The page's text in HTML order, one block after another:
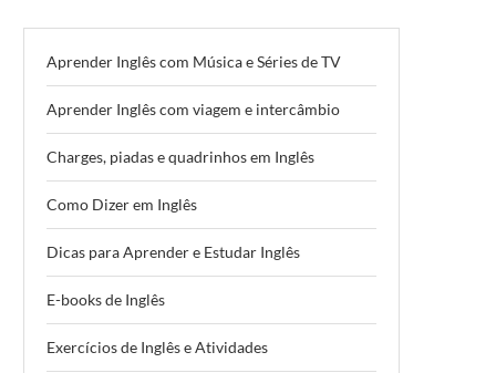
Aprender Inglês com Música e Séries de TV
Aprender Inglês com viagem e intercâmbio
Charges, piadas e quadrinhos em Inglês
Como Dizer em Inglês
Dicas para Aprender e Estudar Inglês
E-books de Inglês
Exercícios de Inglês e Atividades